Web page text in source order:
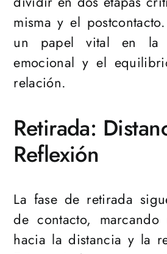
misma y el
un papel vital en la
emocional y el
relación.
Retirada:
Reflexión
La fase de retirada
de contacto, marcando
hacia la distancia y la